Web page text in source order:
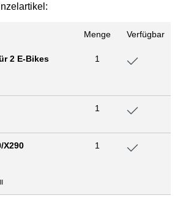
Menge Verfügbar
2 E-Bikes 1
1
X290
1